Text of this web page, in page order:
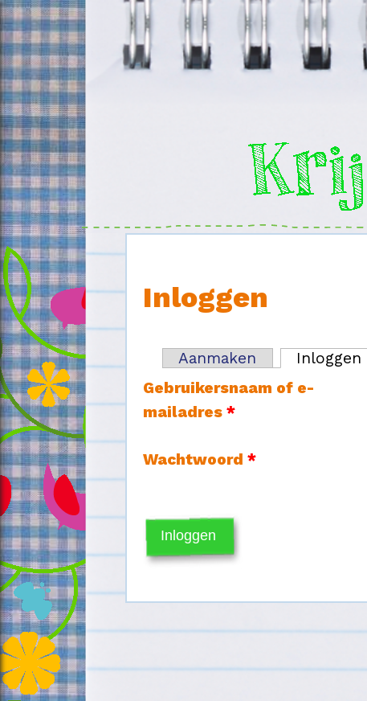
Overslaan en naar de inhoud gaan
Inloggen
Primaire tabs
Aanmaken Inloggen
Gebruikersnaam of e-
mailadres *
Wachtwoord *